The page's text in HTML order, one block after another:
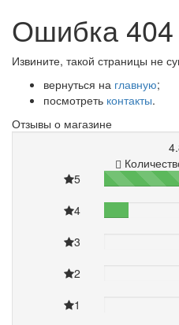
Ошибка 404
Извините, такой страницы не
вернуться на главную;
посмотреть контакты.
Отзывы о магазине
5
4
3
2
1